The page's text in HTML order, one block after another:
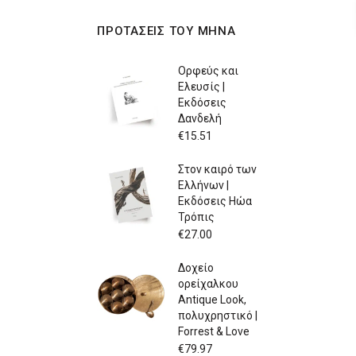
ΠΡΟΤΑΣΕΙΣ ΤΟΥ ΜΗΝΑ
Ορφεύς και
Ελευσίς |
Εκδόσεις
Δανδελή
€15.51
Στον καιρό των
Ελλήνων |
Εκδόσεις Ηώα
Τρόπις
€27.00
Δοχείο
ορείχαλκου
Antique Look,
πολυχρηστικό |
Forrest & Love
€79.97